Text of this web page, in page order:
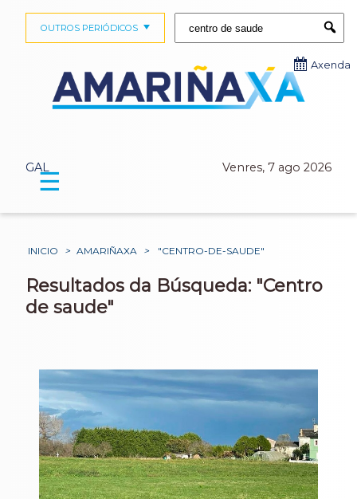
GAL Venres, 7 ago 2026
OUTROS PERIÓDICOS
Axenda
☰
INICIO > AMARIÑAXA > "CENTRO-DE-SAUDE"
Resultados da Búsqueda: "Centro
de saude"